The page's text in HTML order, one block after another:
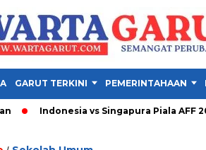
GARUT TERKINI PEMERINTAHAAN
vs Singapura Piala AFF 2026,